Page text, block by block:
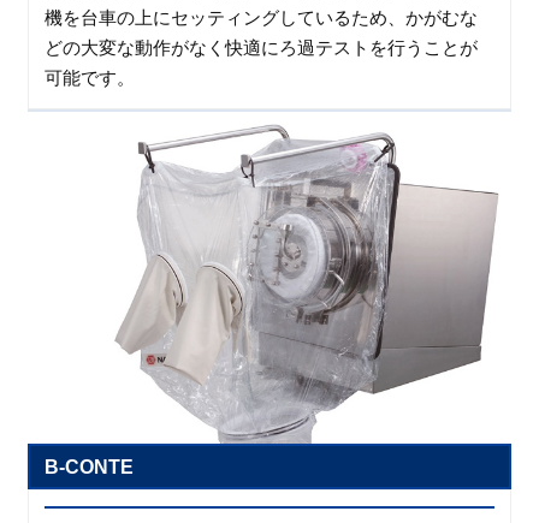
機を台車の上にセッティングしているため、かがむな
どの大変な動作がなく快適にろ過テストを行うことが
可能です。
B-CONTE